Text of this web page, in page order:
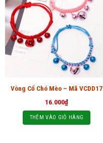
Vòng Cổ Chó Mèo – Mã VCDD17
16.000₫
THÊM VÀO GIỎ HÀNG